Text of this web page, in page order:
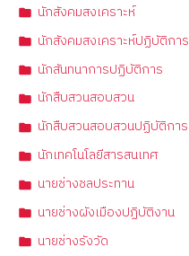
นักสังคมสงเคราะห์
นักสังคมสงเคราะห์ปฏิบัติการ
นักสันทนาการปฏิบัติการ
นักสืบสวนสอบสวน
นักสืบสวนสอบสวนปฏิบัติการ
นักเทคโนโลยีสารสนเทศ
นายช่างชลประทาน
นายช่างผังเมืองปฏิบัติงาน
นายช่างรังวัด